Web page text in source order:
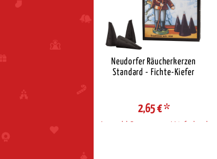
Räucherkerzen
Steuerzone / Lieferland
Neudorfer Räucherkerzen
Standard - Fichte-Kiefer
2,65 €*
Auswahl Steuerzone / Lieferland